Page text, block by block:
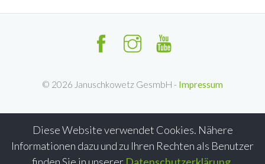
Diese Website verwendet Cookies. Nähere
Informationen dazu und zu Ihren Rechten als Benutzer
© 2026 Januschkowetz GesmbH - Impressum